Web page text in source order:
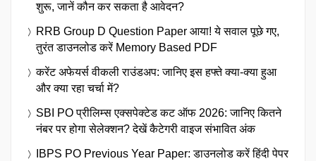
शुरू, जानें कौन कर सकता है आवेदन?
RRB Group D Question Paper आया! ये सवाल पूछे गए,
तुरंत डाउनलोड करें Memory Based PDF
करेंट अफेयर्स वीकली राउंडअप: जानिए इस हफ्ते क्या-क्या हुआ
और क्या रहा चर्चा में?
SBI PO प्रीलिम्स एक्सपेक्टेड कट ऑफ 2026: जानिए कितने
नंबर पर होगा सेलेक्शन? देखें कैटेगरी वाइज संभावित अंक
IBPS PO Previous Year Paper: डाउनलोड करें हिंदी पेपर